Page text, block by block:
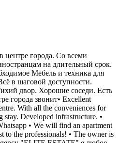
центре города. Со всеми
на длительный срок.
Мебель и техника для
в шаговой доступности.
двор. Хорошие соседи. Есть
города звонит• Excellent
With all the conveniences for
Developed infrastructure. •
• We will find an apartment
to the professionals! • The owner is